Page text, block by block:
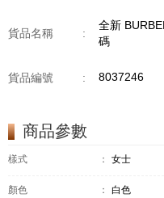
貨品名稱 :
全新
碼
貨品編號 : 8037246
商品參數
樣式 ： 女士
顏色 ： 白色